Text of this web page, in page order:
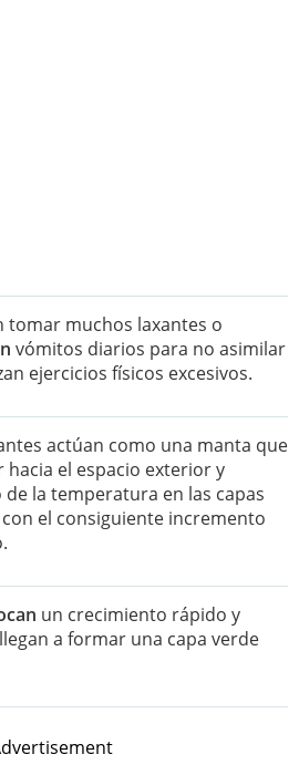
tomar muchos laxantes o
vómitos diarios para no asimilar
ejercicios físicos excesivos.
actúan como una manta que
hacia el espacio exterior y
la temperatura en las capas
el consiguiente incremento
un crecimiento rápido y
a formar una capa verde